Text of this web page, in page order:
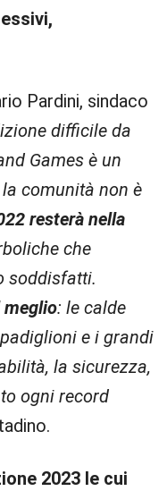
Pardini, sindaco
difficile da
Games è un
comunità non è
resterà nella
che
soddisfatti.
meglio: le calde
e i grandi
la sicurezza,
ogni record
2023 le cui